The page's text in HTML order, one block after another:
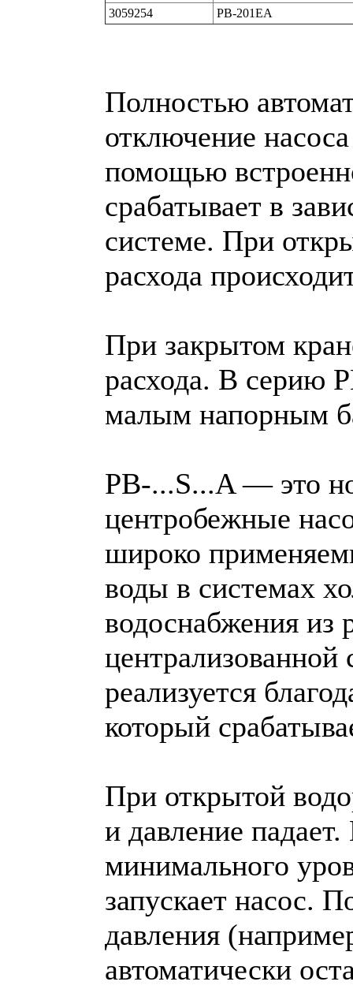
3059254 PB-201EA
Полностью
отключение
помощью
срабатывает в
системе. При
расхода
При закрытом
расхода. В серию
малым напорным
PB-...S...A — это
центробежные
широко
воды в системах
водоснабжения из
централизованной
реализуется
который
При открытой
и давление
минимального
запускает насос.
давления
автоматически